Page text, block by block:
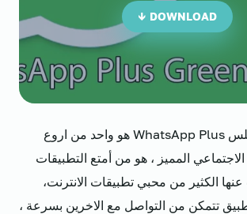
DOWNLOAD ↓
تطبيق واتس اب بلس WhatsApp Plus هو واحد من اروع
المميز ، هو من أمتع التطبيقات
عنها الكثير من محبي تطبيقات الانترنت،
تتمكن من التواصل مع الاخرين بسرعة ،